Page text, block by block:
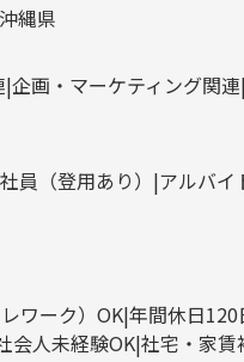
沖縄県
企画・マーケティング関連
員（登用あり）
アルバイ
ワーク）OK 年間休日120
会人未経験OK 社宅・家賃